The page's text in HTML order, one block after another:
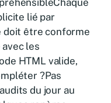
lié par
doit être conforme
les
HTML valide,
?Pas
du jour au